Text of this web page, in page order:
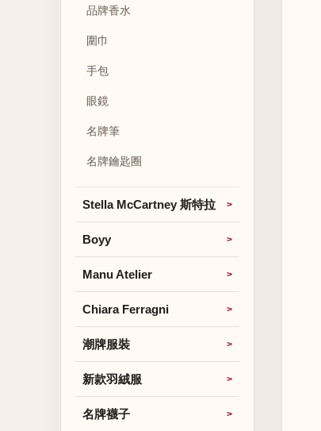
品牌香水
圍巾
手包
眼鏡
名牌筆
名牌鑰匙圈
Stella McCartney 斯特拉
Boyy
Manu Atelier
Chiara Ferragni
潮牌服裝
新款羽絨服
名牌襪子